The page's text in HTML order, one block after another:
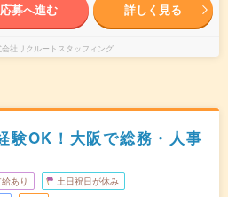
応募へ進む 詳しく見る
社リクルートスタッフィング
験OK！大阪で総務・人事
あり 土日祝日が休み